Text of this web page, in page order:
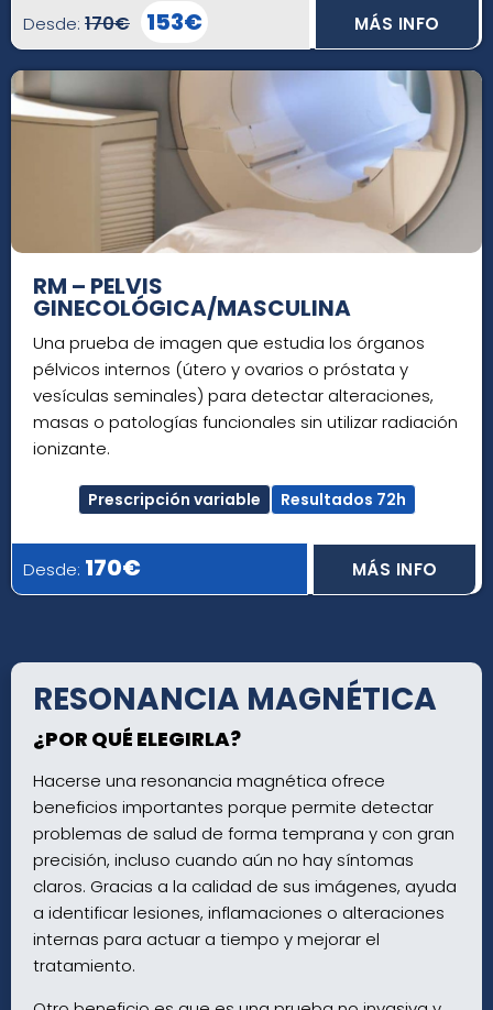
Desde: 170€ 153€ MÁS INFO
RM – PELVIS
GINECOLÓGICA/MASCULINA
Una prueba de imagen que estudia los órganos
pélvicos internos (útero y ovarios o próstata y
vesículas seminales) para detectar alteraciones,
masas o patologías funcionales sin utilizar radiación
ionizante.
Prescripción variable Resultados 72h
Desde: 170€ MÁS INFO
RESONANCIA MAGNÉTICA
¿POR QUÉ ELEGIRLA?
Hacerse una resonancia magnética ofrece
beneficios importantes porque permite detectar
problemas de salud de forma temprana y con gran
precisión, incluso cuando aún no hay síntomas
claros. Gracias a la calidad de sus imágenes, ayuda
a identificar lesiones, inflamaciones o alteraciones
internas para actuar a tiempo y mejorar el
tratamiento.